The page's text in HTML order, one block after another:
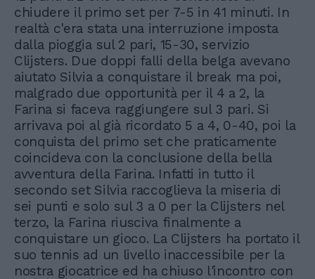
chiudere il primo set per 7-5 in 41 minuti. In
realtà c'era stata una interruzione imposta
dalla pioggia sul 2 pari, 15-30, servizio
Clijsters. Due doppi falli della belga avevano
aiutato Silvia a conquistare il break ma poi,
malgrado due opportunità per il 4 a 2, la
Farina si faceva raggiungere sul 3 pari. Si
arrivava poi al già ricordato 5 a 4, 0-40, poi la
conquista del primo set che praticamente
coincideva con la conclusione della bella
avventura della Farina. Infatti in tutto il
secondo set Silvia raccoglieva la miseria di
sei punti e solo sul 3 a 0 per la Clijsters nel
terzo, la Farina riusciva finalmente a
conquistare un gioco. La Clijsters ha portato il
suo tennis ad un livello inaccessibile per la
nostra giocatrice ed ha chiuso l'incontro con